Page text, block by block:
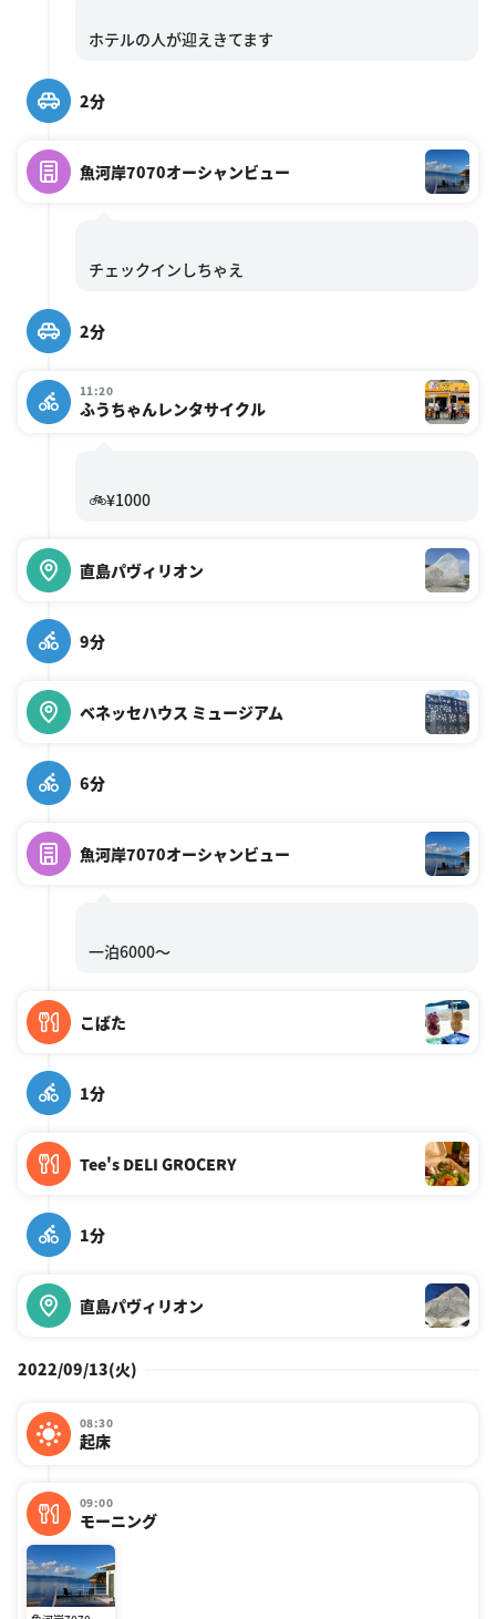
2分
魚河岸7070オーシャンビュー
2分
11:20
ふうちゃんレンタサイクル
直島パヴィリオン
9分
ベネッセハウス ミュージアム
6分
魚河岸7070オーシャンビュー
こばた
1分
Tee's DELI GROCERY
1分
直島パヴィリオン
2022/09/13(火)
08:30
起床
09:00
モーニング